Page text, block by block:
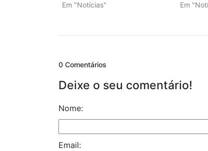
Em "Notícias"
Em
0 Comentários
Deixe o seu comentário!
Nome:
Email: